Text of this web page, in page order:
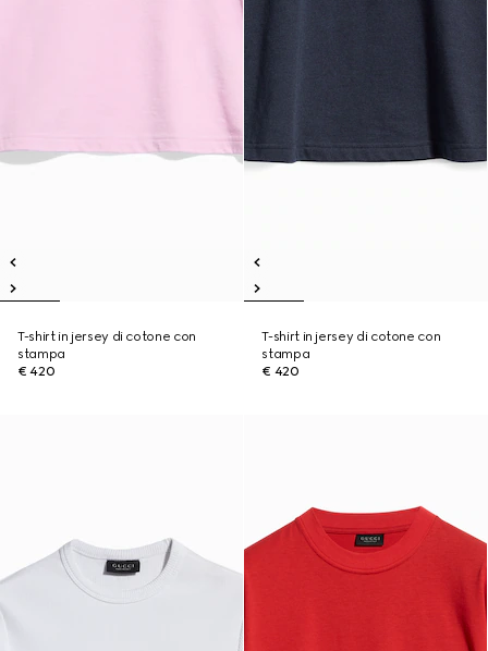
T-shirt in jersey di cotone con
stampa
€ 420
T-shirt in jersey di cotone con
stampa
€ 420